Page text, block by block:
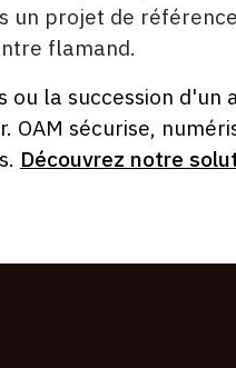
un projet de
flamand.
ou la succession d'un
OAM sécurise,
Découvrez notre